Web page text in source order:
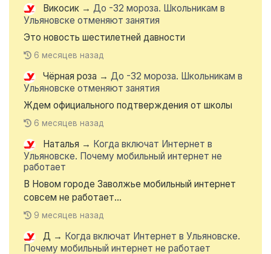
Викосик → До -32 мороза. Школьникам в
Ульяновске отменяют занятия
Это новость шестилетней давности
6 месяцев назад
Чёрная роза → До -32 мороза. Школьникам в
Ульяновске отменяют занятия
Ждем официального подтверждения от школы
6 месяцев назад
Наталья → Когда включат Интернет в
Ульяновске. Почему мобильный интернет не
работает
В Новом городе Заволжье мобильный интернет
совсем не работает...
9 месяцев назад
Д → Когда включат Интернет в Ульяновске.
Почему мобильный интернет не работает